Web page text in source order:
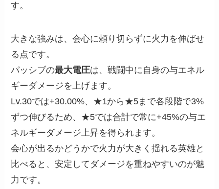
す。
大きな強みは、会心に頼り切らずに火力を伸ばせ
る点です。
パッシブの最大電圧は、戦闘中に自身の与エネル
ギーダメージを上げます。
Lv.30では+30.00%、★1から★5まで各段階で3%
ずつ伸びるため、★5では合計で常に+45%の与エ
ネルギーダメージ上昇を得られます。
会心が出るかどうかで火力が大きく揺れる英雄と
比べると、安定してダメージを重ねやすいのが魅
力です。